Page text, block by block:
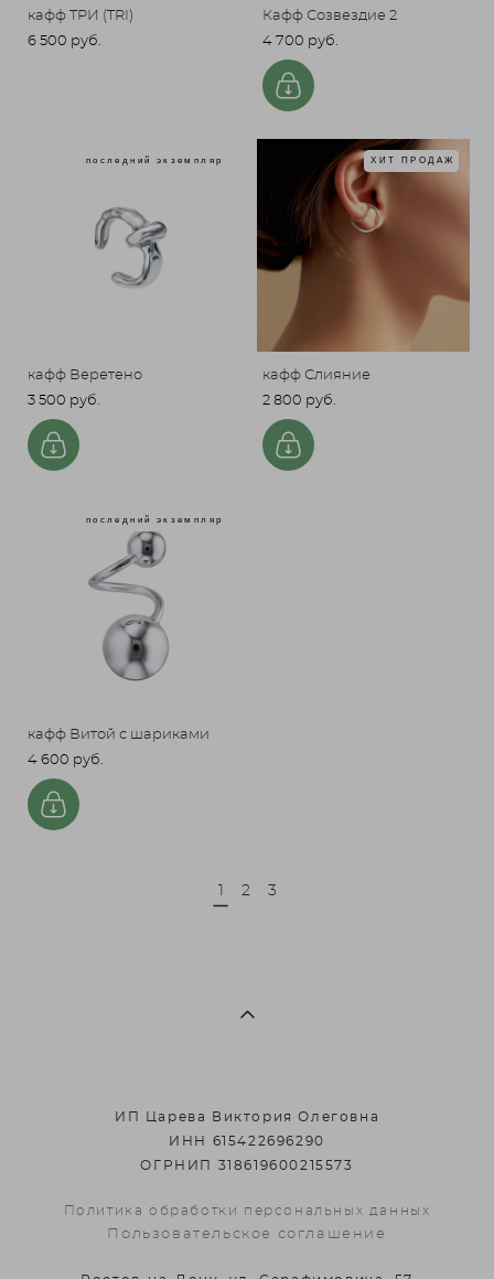
кафф ТРИ (TRI)
6 500 pуб.
Кафф Созвездие 2
4 700 pуб.
последний экземпляр
кафф Веретено
3 500 pуб.
ХИТ ПРОДАЖ
кафф Слияние
2 800 pуб.
последний экземпляр
кафф Витой с шариками
4 600 pуб.
2 3
ИП Царева Виктория Олеговна
ИНН 615422696290
ОГРНИП 318619600215573
Политика обработки персональных данных
Пользовательское соглашение